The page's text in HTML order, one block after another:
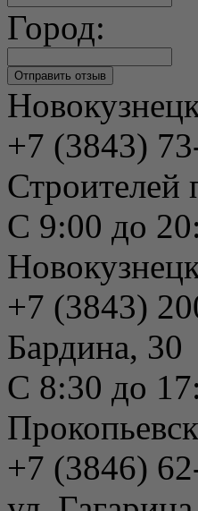
Город:
+7 (3843)
Строителей
С 9:00 до
+7 (3843)
Бардина, 30
С 8:30 до
Прокопьевск
+7 (3846)